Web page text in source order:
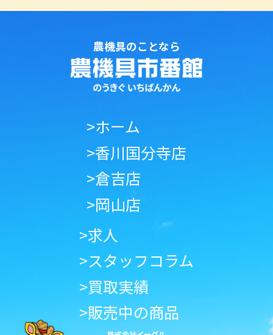
農機具のことなら
>ホーム
>香川国分寺店
>倉吉店
>岡山店
>求人
>スタッフコラム
>買取実績
>販売中の商品